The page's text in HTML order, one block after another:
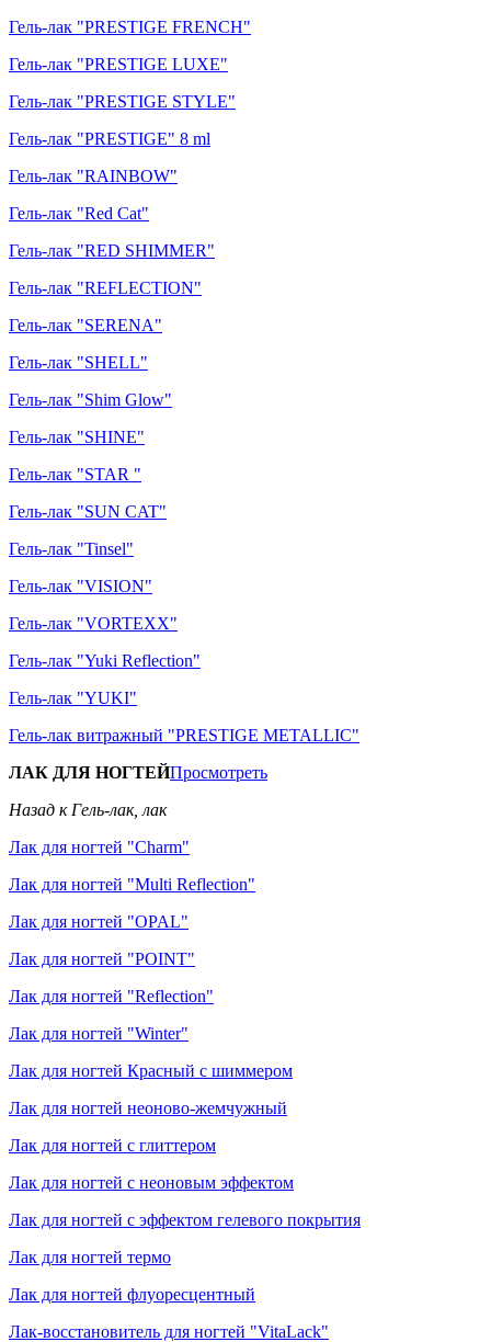
Гель-лак "PRESTIGE FRENCH"
Гель-лак "PRESTIGE LUXE"
Гель-лак "PRESTIGE STYLE"
Гель-лак "PRESTIGE" 8 ml
Гель-лак "RAINBOW"
Гель-лак "Red Cat"
Гель-лак "RED SHIMMER"
Гель-лак "REFLECTION"
Гель-лак "SERENA"
Гель-лак "SHELL"
Гель-лак "Shim Glow"
Гель-лак "SHINE"
Гель-лак "STAR "
Гель-лак "SUN CAT"
Гель-лак "Tinsel"
Гель-лак "VISION"
Гель-лак "VORTEXX"
Гель-лак "Yuki Reflection"
Гель-лак "YUKI"
Гель-лак витражный "PRESTIGE METALLIC"
ЛАК ДЛЯ НОГТЕЙПросмотреть
Назад к Гель-лак, лак
Лак для ногтей "Charm"
Лак для ногтей "Multi Reflection"
Лак для ногтей "OPAL"
Лак для ногтей "POINT"
Лак для ногтей "Reflection"
Лак для ногтей "Winter"
Лак для ногтей Красный с шиммером
Лак для ногтей неоново-жемчужный
Лак для ногтей с глиттером
Лак для ногтей с неоновым эффектом
Лак для ногтей с эффектом гелевого покрытия
Лак для ногтей термо
Лак для ногтей флуоресцентный
Лак-восстановитель для ногтей "VitaLack"